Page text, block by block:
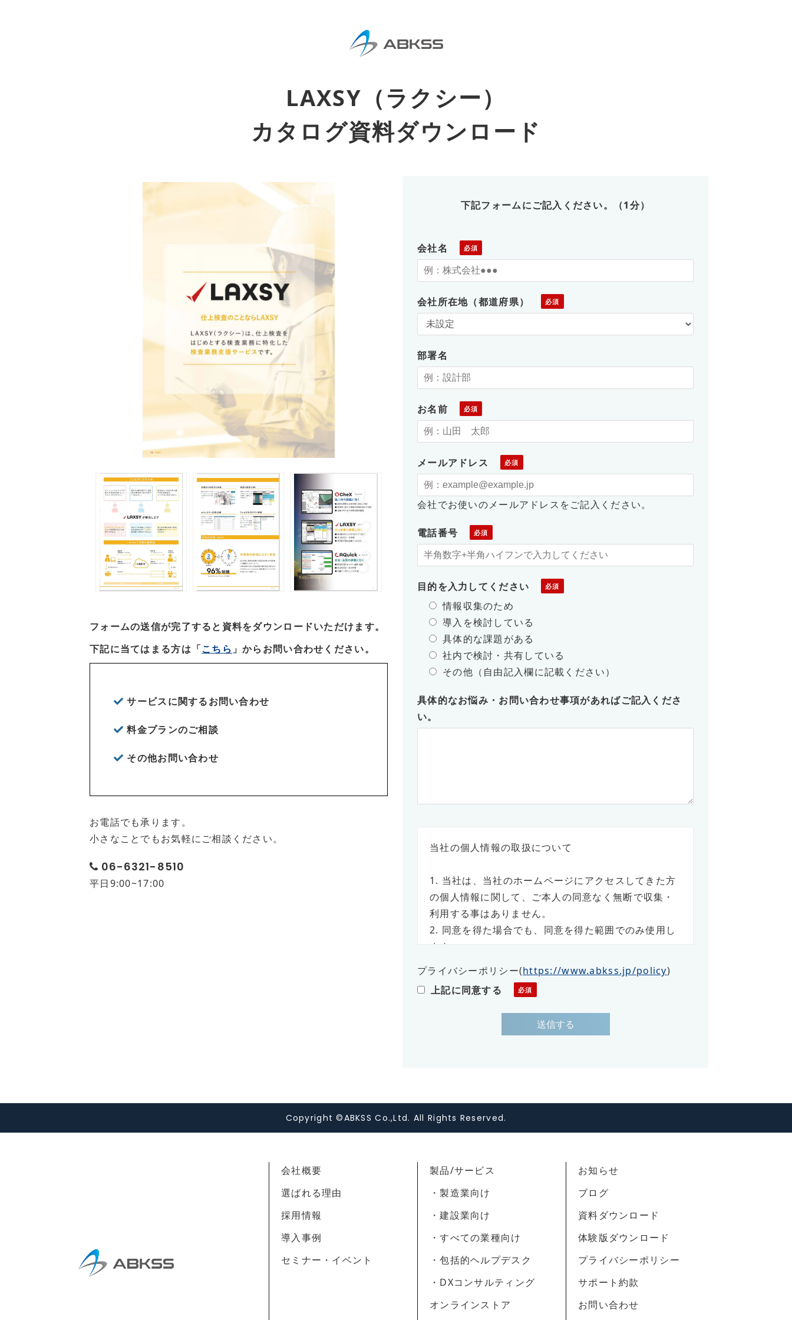
LAXSY（ラクシー）
カタログ資料ダウンロード
フォームの送信が完了すると資料をダウンロードいただけます。
下記に当てはまる方は「こちら 」からお問い合わせください。
サービスに関するお問い合わせ
料金プランのご相談
その他お問い合わせ
お電話でも承ります。
小さなことでもお気軽にご相談ください。
06-6321-8510
平日9:00~17:00
下記フォームにご記入ください。（1分）
会社名
会社所在地（都道府県）
部署名
お名前
メールアドレス
会社でお使いのメールアドレスをご記入ください。
電話番号
目的を入力してください
情報収集のため
導入を検討している
具体的な課題がある
社内で検討・共有している
その他（自由記入欄に記載ください）
具体的なお悩み・お問い合わせ事項があればご記入くださ
い。
当社の個人情報の取扱について
1. 当社は、当社のホームページにアクセスしてきた方
の個人情報に関して、ご本人の同意なく無断で収集・
利用する事はありません。
2. 同意を得た場合でも、同意を得た範囲でのみ使用し
ます。
に蓄積・保管します。
個人情報の利用目的について
された場合は、弊社が提供するサービスがお受けでき
1. メール/お電話による商品のご案内・ご提案
2. 案内資料・請求書等の送付
3. 商品・サービスの正確な提供
プライバシーポリシー(https://www.abkss.jp/policy)
上記に同意する
Copyright ©ABKSS Co.,Ltd. All Rights Reserved.
会社概要
選ばれる理由
採用情報
導入事例
セミナー・イベント
製品/サービス
・製造業向け
・建設業向け
・すべての業種向け
・包括的ヘルプデスク
・DXコンサルティング
オンラインストア
お知らせ
ブログ
資料ダウンロード
体験版ダウンロード
プライバシーポリシー
サポート約款
お問い合わせ